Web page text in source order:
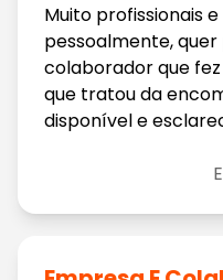
Muito profissionais
pessoalmente,
colaborador que
que tratou da
disponível e